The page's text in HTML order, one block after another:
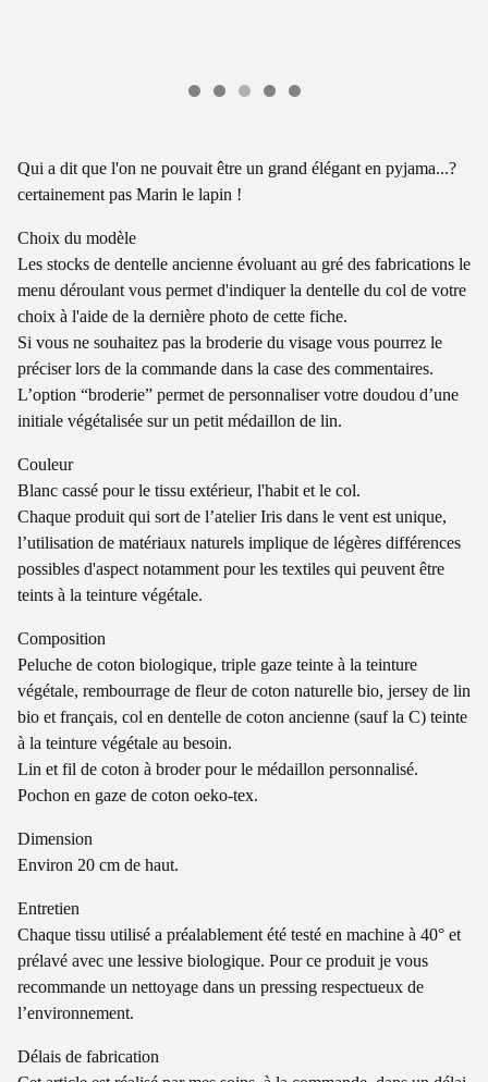
Qui a dit que l'on ne pouvait être un grand élégant en pyjama...?
certainement pas Marin le lapin !
Choix du modèle
Les stocks de dentelle ancienne évoluant au gré des fabrications le
menu déroulant vous permet d'indiquer la dentelle du col de votre
choix à l'aide de la dernière photo de cette fiche.
Si vous ne souhaitez pas la broderie du visage vous pourrez le
préciser lors de la commande dans la case des commentaires.
L’option “broderie” permet de personnaliser votre doudou d’une
initiale végétalisée sur un petit médaillon de lin.
Couleur
Blanc cassé pour le tissu extérieur, l'habit et le col.
Chaque produit qui sort de l’atelier Iris dans le vent est unique,
l’utilisation de matériaux naturels implique de légères différences
possibles d'aspect notamment pour les textiles qui peuvent être
teints à la teinture végétale.
Composition
Peluche de coton biologique, triple gaze teinte à la teinture
végétale, rembourrage de fleur de coton naturelle bio, jersey de lin
bio et français, col en dentelle de coton ancienne (sauf la C) teinte
à la teinture végétale au besoin.
Lin et fil de coton à broder pour le médaillon personnalisé.
Pochon en gaze de coton oeko-tex.
Dimension
Environ 20 cm de haut.
Entretien
Chaque tissu utilisé a préalablement été testé en machine à 40° et
prélavé avec une lessive biologique. Pour ce produit je vous
recommande un nettoyage dans un pressing respectueux de
l’environnement.
Délais de fabrication